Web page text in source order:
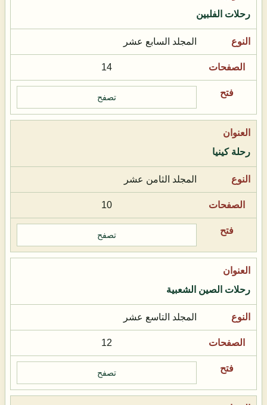
رحلات الفلبين
المجلد السابع عشر
14
تصفح
رحلة كينيا
المجلد الثامن عشر
10
تصفح
رحلات الصين الشعبية
المجلد التاسع عشر
12
تصفح